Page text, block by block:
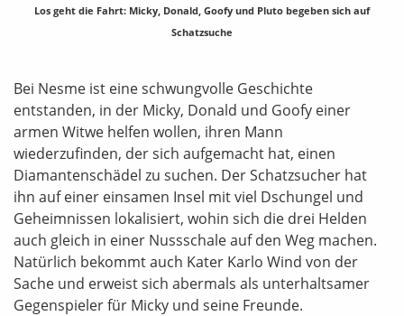
Los geht die Fahrt: Micky, Donald, Goofy und Pluto begeben sich auf
Schatzsuche
Bei Nesme ist eine schwungvolle Geschichte
entstanden, in der Micky, Donald und Goofy einer
armen Witwe helfen wollen, ihren Mann
wiederzufinden, der sich aufgemacht hat, einen
Diamantenschädel zu suchen. Der Schatzsucher hat
ihn auf einer einsamen Insel mit viel Dschungel und
Geheimnissen lokalisiert, wohin sich die drei Helden
auch gleich in einer Nussschale auf den Weg machen.
Natürlich bekommt auch Kater Karlo Wind von der
Sache und erweist sich abermals als unterhaltsamer
Gegenspieler für Micky und seine Freunde.